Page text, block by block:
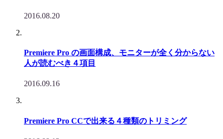
2016.08.20
Premiere Pro の画面構成、モニターが全く分からない
人が読むべき４項目
2016.09.16
Premiere Pro CCで出来る４種類のトリミング